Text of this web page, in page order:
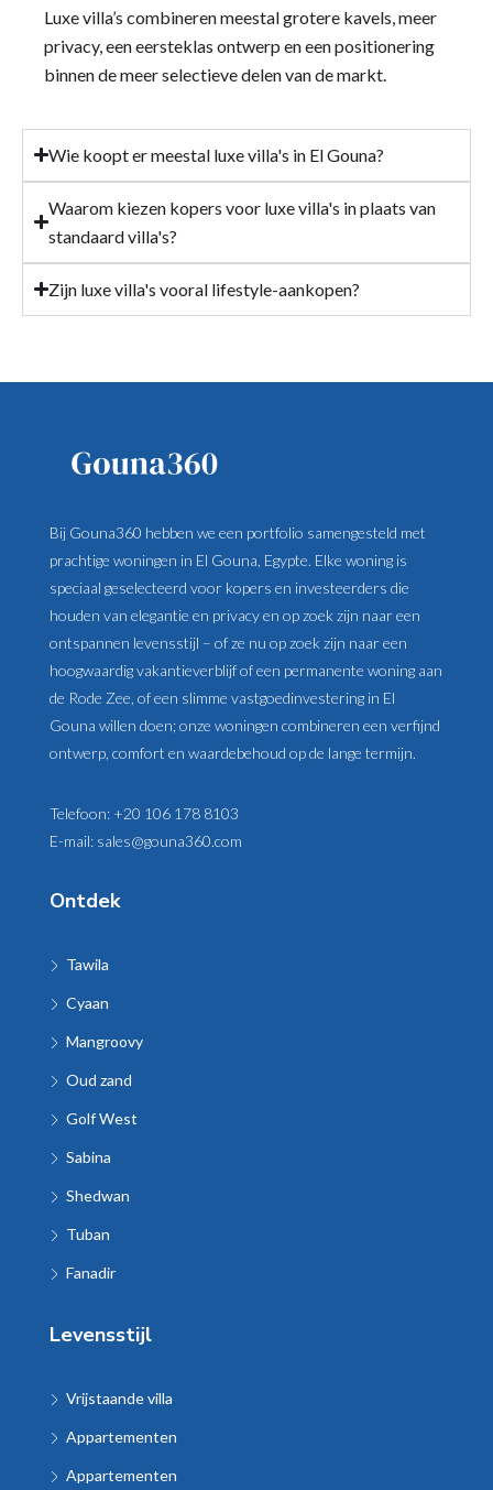
Luxe villa’s combineren meestal grotere kavels, meer
privacy, een eersteklas ontwerp en een positionering
binnen de meer selectieve delen van de markt.
Wie koopt er meestal luxe villa's in El Gouna?
Waarom kiezen kopers voor luxe villa's in plaats van
standaard villa's?
Zijn luxe villa's vooral lifestyle-aankopen?
Bij Gouna360 hebben we een portfolio samengesteld met
prachtige woningen in El Gouna, Egypte. Elke woning is
speciaal geselecteerd voor kopers en investeerders die
houden van elegantie en privacy en op zoek zijn naar een
ontspannen levensstijl – of ze nu op zoek zijn naar een
hoogwaardig vakantieverblijf of een permanente woning aan
de Rode Zee, of een slimme vastgoedinvestering in El
Gouna willen doen; onze woningen combineren een verfijnd
ontwerp, comfort en waardebehoud op de lange termijn.
Telefoon: +20 106 178 8103
E-mail: sales@gouna360.com
Ontdek
Tawila
Cyaan
Mangroovy
Oud zand
Golf West
Sabina
Shedwan
Tuban
Fanadir
Levensstijl
Vrijstaande villa
Appartementen
Appartementen